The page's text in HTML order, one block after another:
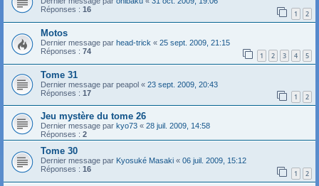
Réponses : 16 1 2
Motos
Dernier message par head-trick « 25 sept. 2009, 21:15
Réponses : 74 1 2 3 4 5
Tome 31
Dernier message par peapol « 23 sept. 2009, 20:43
Réponses : 17 1 2
Jeu mystère du tome 26
Dernier message par kyo73 « 28 juil. 2009, 14:58
Réponses : 2
Tome 30
Dernier message par Kyosuké Masaki « 06 juil. 2009, 15:12
Réponses : 16 1 2